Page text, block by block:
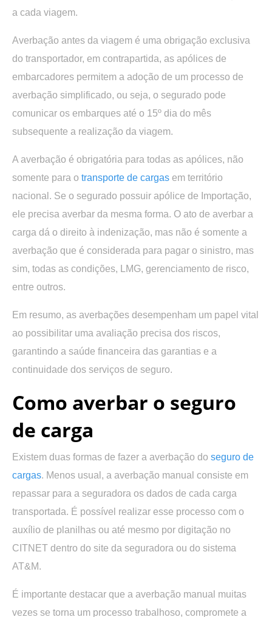
a cada viagem.
Averbação antes da viagem é uma obrigação exclusiva
do transportador, em contrapartida, as apólices de
embarcadores permitem a adoção de um processo de
averbação simplificado, ou seja, o segurado pode
comunicar os embarques até o 15º dia do mês
subsequente a realização da viagem.
A averbação é obrigatória para todas as apólices, não
somente para o transporte de cargas em território
nacional. Se o segurado possuir apólice de Importação,
ele precisa averbar da mesma forma. O ato de averbar a
carga dá o direito à indenização, mas não é somente a
averbação que é considerada para pagar o sinistro, mas
sim, todas as condições, LMG, gerenciamento de risco,
entre outros.
Em resumo, as averbações desempenham um papel vital
ao possibilitar uma avaliação precisa dos riscos,
garantindo a saúde financeira das garantias e a
continuidade dos serviços de seguro.
Como averbar o seguro
de carga
Existem duas formas de fazer a averbação do seguro de
cargas. Menos usual, a averbação manual consiste em
repassar para a seguradora os dados de cada carga
transportada. É possível realizar esse processo com o
auxílio de planilhas ou até mesmo por digitação no
CITNET dentro do site da seguradora ou do sistema
AT&M.
É importante destacar que a averbação manual muitas
vezes se torna um processo trabalhoso, compromete a